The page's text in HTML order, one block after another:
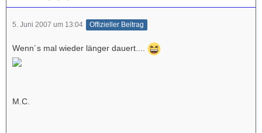
5. Juni 2007 um 13:04 Offizieller Beitrag
Wenn´s mal wieder länger dauert....
M.C.